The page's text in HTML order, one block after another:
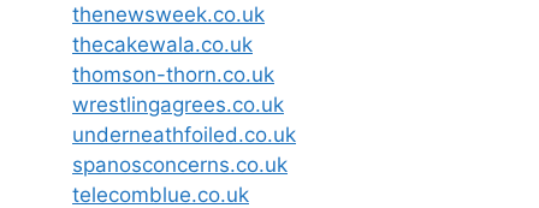
thenewsweek.co.uk
thecakewala.co.uk
thomson-thorn.co.uk
wrestlingagrees.co.uk
underneathfoiled.co.uk
spanosconcerns.co.uk
telecomblue.co.uk